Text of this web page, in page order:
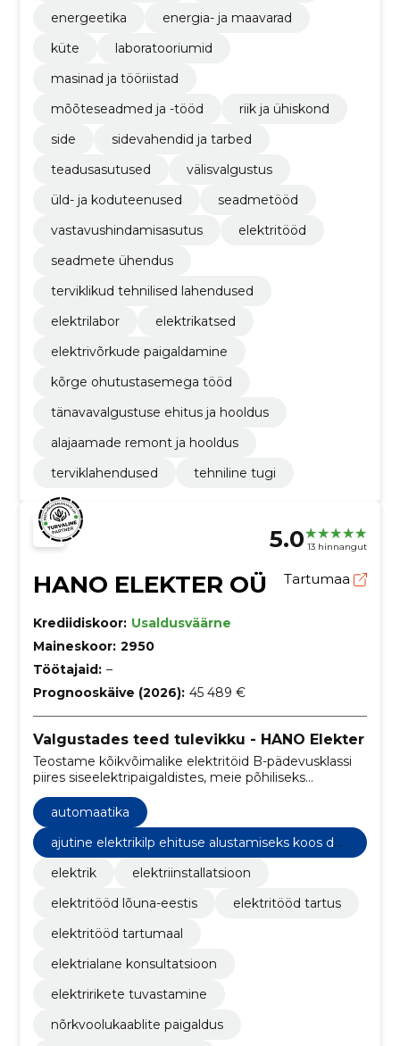
energeetika
energia- ja maavarad
küte
laboratooriumid
masinad ja tööriistad
mõõteseadmed ja -tööd
riik ja ühiskond
side
sidevahendid ja tarbed
teadusasutused
välisvalgustus
üld- ja koduteenused
seadmetööd
vastavushindamisasutus
elektritööd
seadmete ühendus
terviklikud tehnilised lahendused
elektrilabor
elektrikatsed
elektrivõrkude paigaldamine
kõrge ohutustasemega tööd
tänavavalgustuse ehitus ja hooldus
alajaamade remont ja hooldus
terviklahendused
tehniline tugi
5.0 13 hinnangut
HANO ELEKTER OÜ Tartumaa
Krediidiskoor: Usaldusväärne
Maineskoor: 2950
Töötajaid: –
Prognooskäive (2026): 45 489 €
Valgustades teed tulevikku - HANO Elekter
Teostame kõikvõimalike elektritöid B-pädevusklassi
piires siseelektripaigaldistes, meie põhiliseks
fookuseks on eramajad, korterid ja ridaelamud.
automaatika
ajutine elektrikilp ehituse alustamiseks koos dok
umentatsiooniga
elektrik
elektriinstallatsioon
elektritööd lõuna-eestis
elektritööd tartus
elektritööd tartumaal
elektrialane konsultatsioon
elektririkete tuvastamine
nõrkvoolukaablite paigaldus